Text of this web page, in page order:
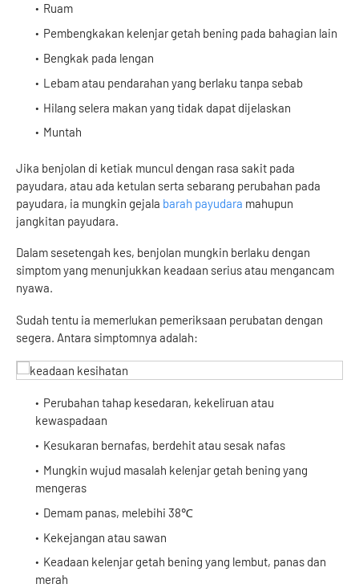
Ruam
Pembengkakan kelenjar getah bening pada bahagian lain
Bengkak pada lengan
Lebam atau pendarahan yang berlaku tanpa sebab
Hilang selera makan yang tidak dapat dijelaskan
Muntah
Jika benjolan di ketiak muncul dengan rasa sakit pada
payudara, atau ada ketulan serta sebarang perubahan pada
payudara, ia mungkin gejala barah payudara mahupun
jangkitan payudara.
Dalam sesetengah kes, benjolan mungkin berlaku dengan
simptom yang menunjukkan keadaan serius atau mengancam
nyawa.
Sudah tentu ia memerlukan pemeriksaan perubatan dengan
segera. Antara simptomnya adalah:
Perubahan tahap kesedaran, kekeliruan atau
kewaspadaan
Kesukaran bernafas, berdehit atau sesak nafas
Mungkin wujud masalah kelenjar getah bening yang
mengeras
Demam panas, melebihi 38℃
Kekejangan atau sawan
Keadaan kelenjar getah bening yang lembut, panas dan
merah